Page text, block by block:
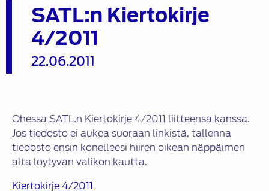
SATL:n Kiertokirje
4/2011
22.06.2011
Ohessa SATL:n Kiertokirje 4/2011 liitteensä kanssa.
Jos tiedosto ei aukea suoraan linkistä, tallenna
tiedosto ensin konelleesi hiiren oikean näppäimen
alta löytyvän valikon kautta.
Kiertokirje 4/2011